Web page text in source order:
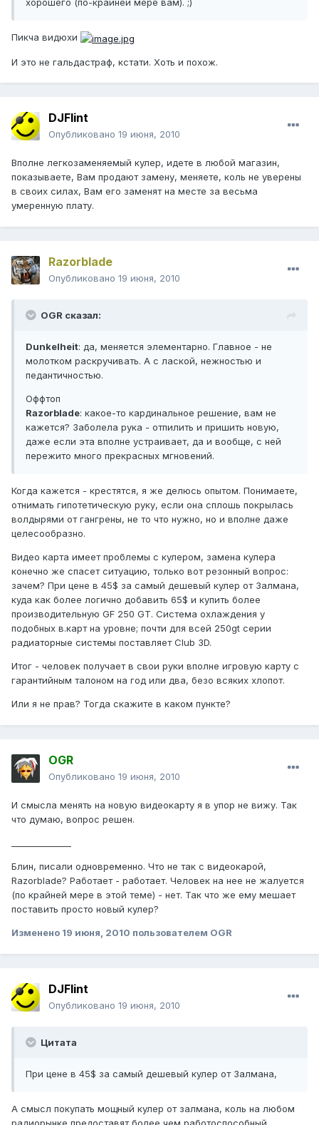
хорошего (по-крайней мере вам). ;)
Пикча видюхи
И это не гальдастраф, кстати. Хоть и похож.
DJFlint
Опубликовано 19 июня, 2010
Вполне легкозаменяемый кулер, идете в любой магазин,
показываете, Вам продают замену, меняете, коль не уверены
в своих силах, Вам его заменят на месте за весьма
умеренную плату.
Razorblade
Опубликовано 19 июня, 2010
OGR сказал:
Dunkelheit: да, меняется элементарно. Главное - не
молотком раскручивать. А с лаской, нежностью и
педантичностью.
Оффтоп
Razorblade: какое-то кардинальное решение, вам не
кажется? Заболела рука - отпилить и пришить новую,
даже если эта вполне устраивает, да и вообще, с ней
пережито много прекрасных мгновений.
Когда кажется - крестятся, я же делюсь опытом. Понимаете,
отнимать гипотетическую руку, если она сплошь покрылась
волдырями от гангрены, не то что нужно, но и вполне даже
целесообразно.
Видео карта имеет проблемы с кулером, замена кулера
конечно же спасет ситуацию, только вот резонный вопрос:
зачем? При цене в 45$ за самый дешевый кулер от Залмана,
куда как более логично добавить 65$ и купить более
производительную GF 250 GT. Система охлаждения у
подобных в.карт на уровне; почти для всей 250gt серии
радиаторные системы поставляет Club 3D.
Итог - человек получает в свои руки вполне игровую карту с
гарантийным талоном на год или два, безо всяких хлопот.
Или я не прав? Тогда скажите в каком пункте?
OGR
Опубликовано 19 июня, 2010
И смысла менять на новую видеокарту я в упор не вижу. Так
что думаю, вопрос решен.
Блин, писали одновременно. Что не так с видеокарой,
Razorblade? Работает - работает. Человек на нее не жалуется
(по крайней мере в этой теме) - нет. Так что же ему мешает
поставить просто новый кулер?
Изменено 19 июня, 2010 пользователем OGR
DJFlint
Опубликовано 19 июня, 2010
Цитата
При цене в 45$ за самый дешевый кулер от Залмана,
А смысл покупать мощный кулер от залмана, коль на любом